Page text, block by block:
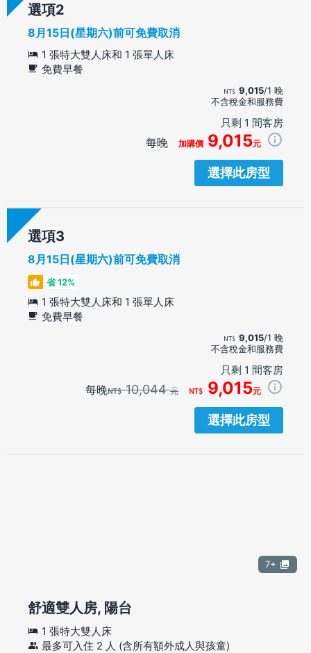
選項
8月15日(星期六)前可免費取消
1 張特大雙人床和 1 張單人床
免費早餐
9,015/1 晚
不含稅金和服務費
只剩 1 間客房
每晚 加購價 9,015元
選擇此房型
選項
8月15日(星期六)前可免費取消
省 12%
1 張特大雙人床和 1 張單人床
免費早餐
9,015/1 晚
不含稅金和服務費
只剩 1 間客房
每晚 10,044元 9,015元
選擇此房型
7+
舒適雙人房, 陽台
1 張特大雙人床
最多可入住 2 人 (含所有額外成人與孩童)